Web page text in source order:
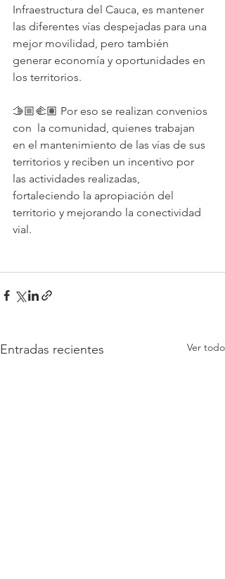
Infraestructura del Cauca, es mantener
las diferentes vías despejadas para una
mejor movilidad, pero también
generar economía y oportunidades en
los territorios.
🫱🏼‍🫲🏽 Por eso se realizan convenios
con  la comunidad, quienes trabajan
en el mantenimiento de las vías de sus
territorios y reciben un incentivo por
las actividades realizadas,
fortaleciendo la apropiación del
territorio y mejorando la conectividad
vial.
Entradas recientes Ver todo